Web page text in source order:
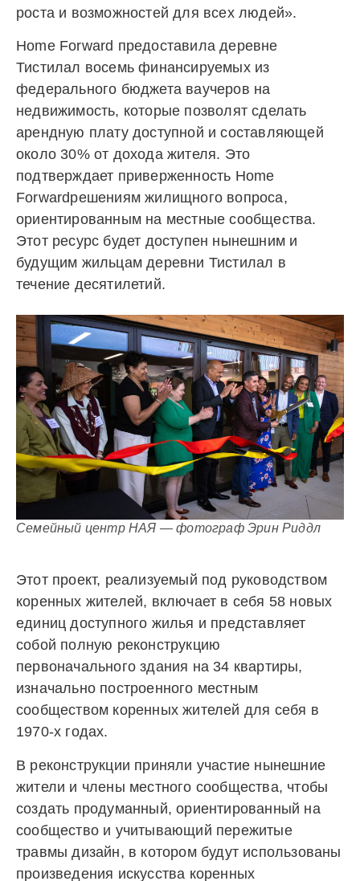
Семейный центр НАЯ — фотограф Эрин Риддл
роста и возможностей для всех людей».
Home Forward предоставила деревне
Тистилал восемь финансируемых из
федерального бюджета ваучеров на
недвижимость, которые позволят сделать
арендную плату доступной и составляющей
около 30% от дохода жителя. Это
подтверждает приверженность Home
Forwardрешениям жилищного вопроса,
ориентированным на местные сообщества.
Этот ресурс будет доступен нынешним и
будущим жильцам деревни Тистилал в
течение десятилетий.
Этот проект, реализуемый под руководством
коренных жителей, включает в себя 58 новых
единиц доступного жилья и представляет
собой полную реконструкцию
первоначального здания на 34 квартиры,
изначально построенного местным
сообществом коренных жителей для себя в
1970-х годах.
В реконструкции приняли участие нынешние
жители и члены местного сообщества, чтобы
создать продуманный, ориентированный на
сообщество и учитывающий пережитые
травмы дизайн, в котором будут использованы
произведения искусства коренных